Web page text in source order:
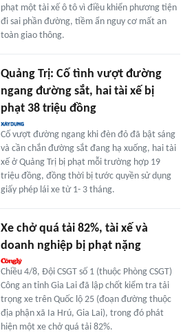
phạt một tài xế ô tô vì điều khiển phương tiện
đi sai phần đường, tiềm ẩn nguy cơ mất an
toàn giao thông.
Quảng Trị: Cố tình vượt đường
ngang đường sắt, hai tài xế bị
phạt 38 triệu đồng
Cố vượt đường ngang khi đèn đỏ đã bật sáng
và cần chắn đường sắt đang hạ xuống, hai tài
xế ở Quảng Trị bị phạt mỗi trường hợp 19
triệu đồng, đồng thời bị tước quyền sử dụng
giấy phép lái xe từ 1- 3 tháng.
Xe chở quá tải 82%, tài xế và
doanh nghiệp bị phạt nặng
Chiều 4/8, Đội CSGT số 1 (thuộc Phòng CSGT)
Công an tỉnh Gia Lai đã lập chốt kiểm tra tải
trọng xe trên Quốc lộ 25 (đoạn đường thuộc
địa phận xã Ia Hrú, Gia Lai), trong đó phát
hiện một xe chở quá tải 82%.